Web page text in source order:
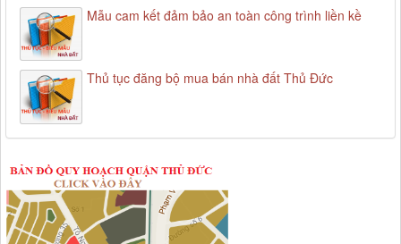
Mẫu cam kết đảm bảo an toàn công trình liền kề
Thủ tục đăng bộ mua bán nhà đất Thủ Đức